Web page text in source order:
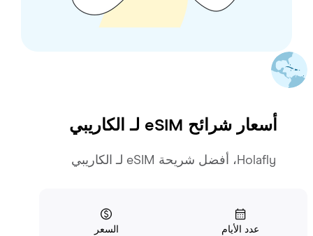
أسعار شرائح eSIM لـ الكاريبي
Holafly، أفضل شريحة eSIM لـ الكاريبي
عدد الأيام